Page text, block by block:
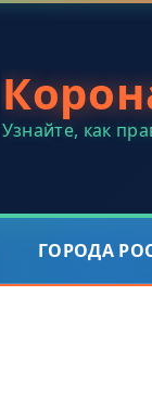
Узнайте, как
ГОРОДА